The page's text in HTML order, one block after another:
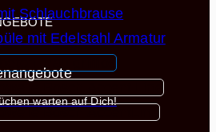
warten auf Dich!